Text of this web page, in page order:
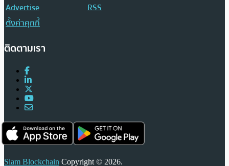
Advertise
RSS
ตั้งค่าคุกกี้
ติดตามเรา
Siam Blockchain Copyright © 2026.